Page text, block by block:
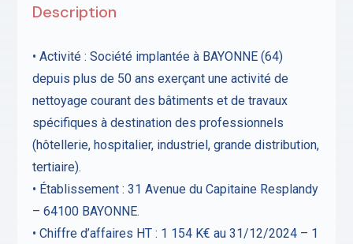
Description
• Activité : Société implantée à BAYONNE (64)
depuis plus de 50 ans exerçant une activité de
nettoyage courant des bâtiments et de travaux
spécifiques à destination des professionnels
(hôtellerie, hospitalier, industriel, grande distribution,
tertiaire).
• Établissement : 31 Avenue du Capitaine Resplandy
– 64100 BAYONNE.
• Chiffre d’affaires HT : 1 154 K€ au 31/12/2024 – 1